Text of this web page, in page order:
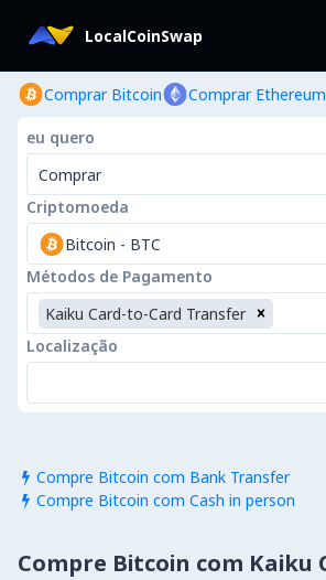
LocalCoinSwap
Comprar Bitcoin Comprar Ethereum
eu quero
Comprar
Criptomoeda
Bitcoin - BTC
Métodos de Pagamento
Kaiku Card-to-Card Transfer
Localização
 Compre Bitcoin com Bank Transfer
 Compre Bitcoin com Cash in person
Compre Bitcoin com Kaiku